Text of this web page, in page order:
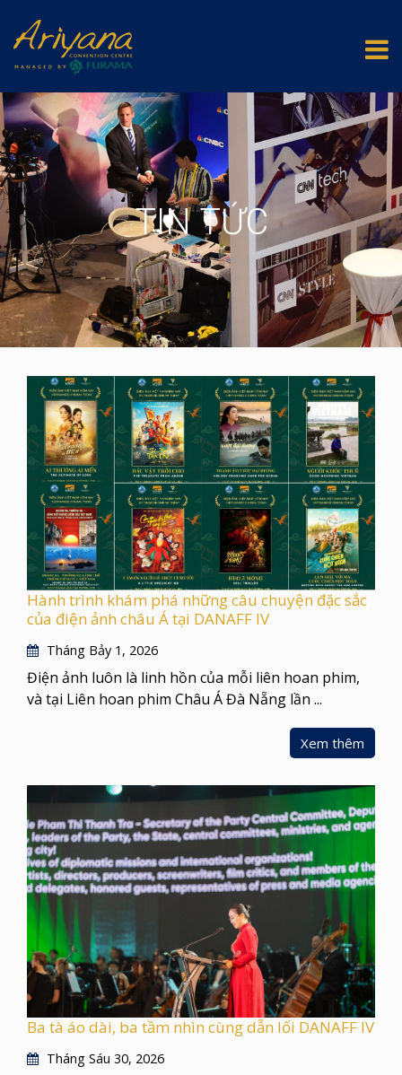
TIN TỨC
Hành trình khám phá những câu chuyện đặc sắc
của điện ảnh châu Á tại DANAFF IV
Tháng Bảy 1, 2026
Điện ảnh luôn là linh hồn của mỗi liên hoan phim,
và tại Liên hoan phim Châu Á Đà Nẵng lần ...
Xem thêm
Ba tà áo dài, ba tầm nhìn cùng dẫn lối DANAFF IV
Tháng Sáu 30, 2026